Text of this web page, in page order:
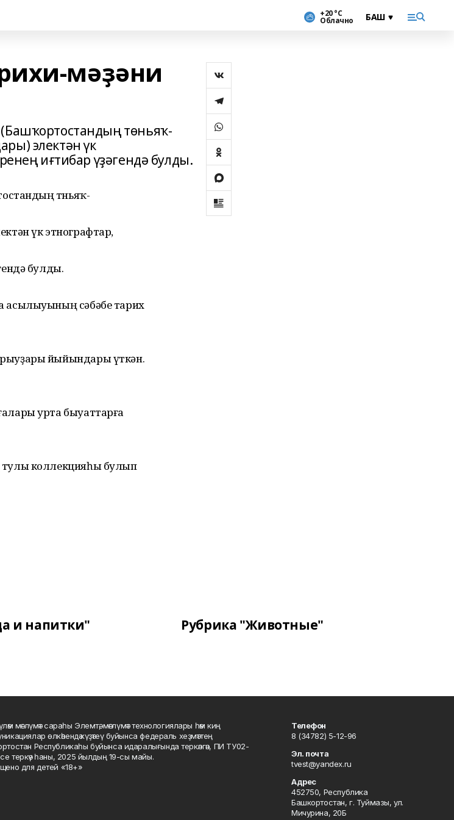
+20 °С
Облачно
мәҙәни
төньяҡ-
электән үк
иғтибар үҙәгендә булды.
төньяҡ-
үк этнографтар,
булды.
асылыуының сәбәбе тарих
йыйындары үткән.
урта быуаттарға
тулы коллекцияһы булып
и напитки" Рубрика "Животные"
мәғлүмәт сараһы Элемтә, мәғлүмәт технологиялары һәм киң
өлкәһендә күҙәтеү буйынса федераль хеҙмәттең
Республикаһы буйынса идаралығында теркәлгән, ПИ ТУ02-
се теркәү һаны, 2025 йылдың 19-сы майы.
для детей «18+»
Телефон
8 (34782) 5-12-96
Эл. почта
tvest@yandex.ru
Адрес
452750, Республика
Башкортостан, г. Туймазы, ул.
Мичурина, 20Б